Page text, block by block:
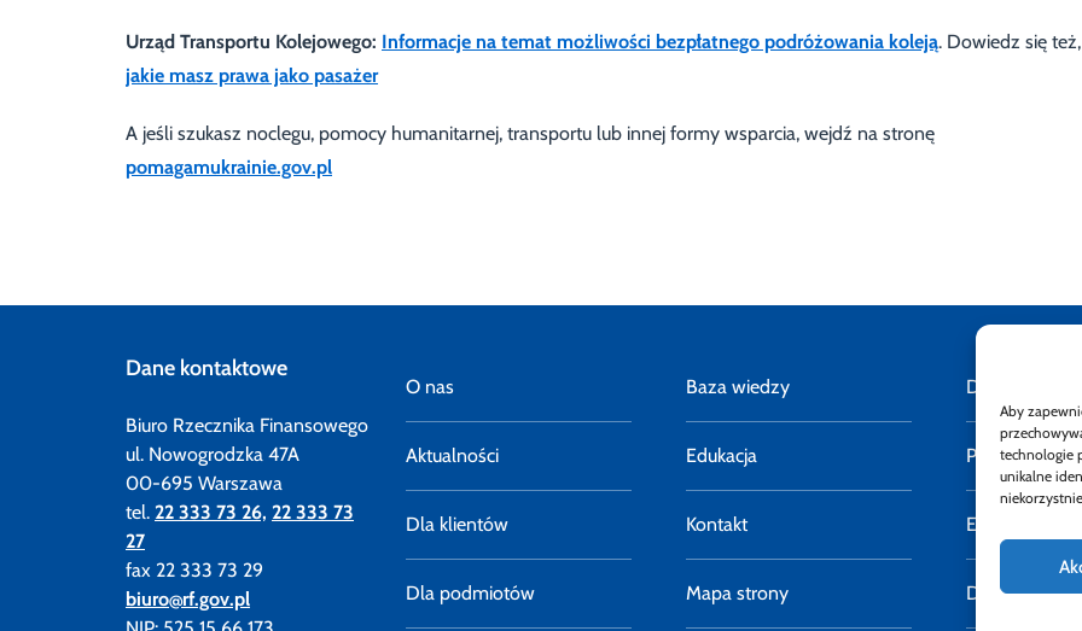
Aby
technologie
unikalne
Urząd Transportu Kolejowego: Informacje na temat możliwości bezpłatnego podróżowania koleją. Dowiedz się też,
jakie masz prawa jako pasażer
A jeśli szukasz noclegu, pomocy humanitarnej, transportu lub innej formy wsparcia, wejdź na stronę
pomagamukrainie.gov.pl
Dane kontaktowe
Biuro Rzecznika Finansowego
ul. Nowogrodzka 47A
00-695 Warszawa
tel. 22 333 73 26, 22 333 73
27
fax 22 333 73 29
biuro@rf.gov.pl
O nas
Aktualności
Dla klientów
Dla podmiotów
Baza wiedzy
Edukacja
Kontakt
Mapa strony
Deklaracja
Polityka
E-faktury
Dostępność